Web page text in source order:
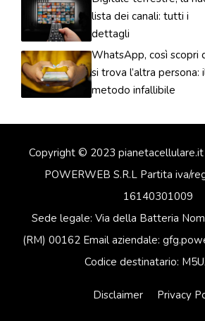
lista dei canali: tutti i
dettagli
WhatsApp, così scopri
si trova l’altra persona:
metodo infallibile
Copyright © 2023
POWERWEB S.R.L Partita iva/
16140301009
Sede legale: Via della Batteria
(RM) 00162 Email aziendale:
Codice destinatario:
Disclaimer Privacy